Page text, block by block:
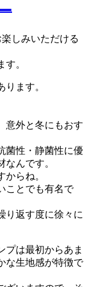
しみいただける
。
ます。
意外と冬にもおす
菌性・静菌性に優
んです。
らね。
ことでも有名で
り返す度に徐々に
プは最初からあま
な生地感が特徴で